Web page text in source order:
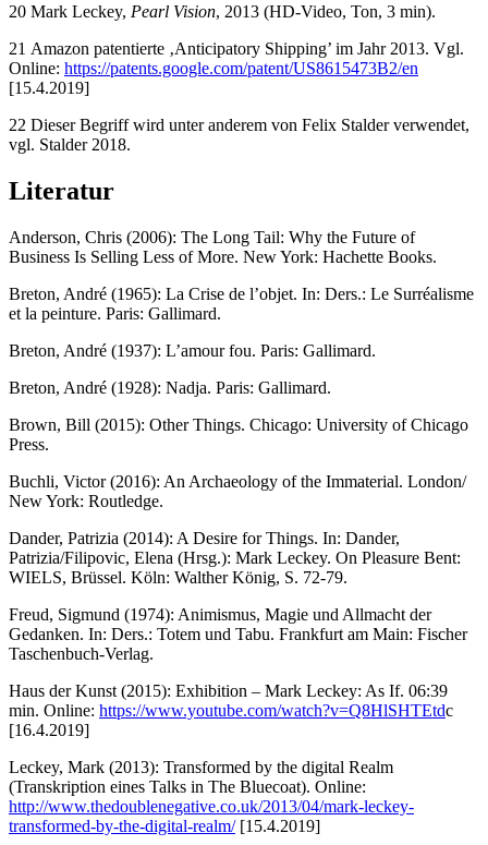
20 Mark Leckey, Pearl Vision, 2013 (HD-Video, Ton, 3 min).
21 Amazon patentierte ‚Anticipatory Shipping’ im Jahr 2013. Vgl.
Online: https://patents.google.com/patent/US8615473B2/en
[15.4.2019]
22 Dieser Begriff wird unter anderem von Felix Stalder verwendet,
vgl. Stalder 2018.
Literatur
Anderson, Chris (2006): The Long Tail: Why the Future of
Business Is Selling Less of More. New York: Hachette Books.
Breton, André (1965): La Crise de l’objet. In: Ders.: Le Surréalisme
et la peinture. Paris: Gallimard.
Breton, André (1937): L’amour fou. Paris: Gallimard.
Breton, André (1928): Nadja. Paris: Gallimard.
Brown, Bill (2015): Other Things. Chicago: University of Chicago
Press.
Buchli, Victor (2016): An Archaeology of the Immaterial. London/
New York: Routledge.
Dander, Patrizia (2014): A Desire for Things. In: Dander,
Patrizia/Filipovic, Elena (Hrsg.): Mark Leckey. On Pleasure Bent:
WIELS, Brüssel. Köln: Walther König, S. 72-79.
Freud, Sigmund (1974): Animismus, Magie und Allmacht der
Gedanken. In: Ders.: Totem und Tabu. Frankfurt am Main: Fischer
Taschenbuch-Verlag.
Haus der Kunst (2015): Exhibition – Mark Leckey: As If. 06:39
min. Online: https://www.youtube.com/watch?v=Q8HlSHTEtdc
[16.4.2019]
Leckey, Mark (2013): Transformed by the digital Realm
(Transkription eines Talks in The Bluecoat). Online:
http://www.thedoublenegative.co.uk/2013/04/mark-leckey-
transformed-by-the-digital-realm/[15.4.2019]